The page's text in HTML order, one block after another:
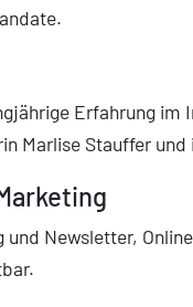
Erfahrung
Marlise Stauffer
Newsletter,